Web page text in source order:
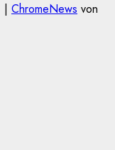
| ChromeNews von